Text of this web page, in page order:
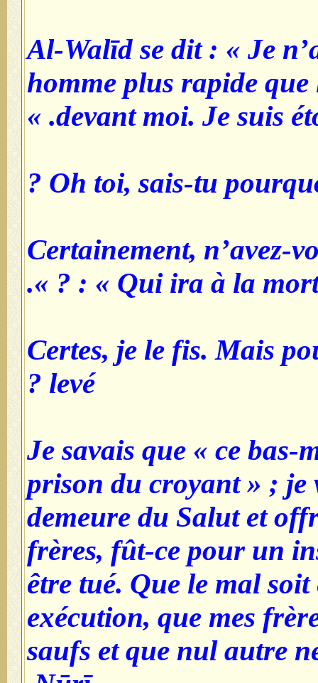
Al-Walīd se dit : « Je
homme plus rapide
devant moi. Je suis
- Certainement, n’avez-
: « Qui ira à la mort ?
- Certes, je le fis. Mais
levé ?
- Je savais que « ce bas-
prison du croyant » ;
demeure du Salut et
frères, fût-ce pour un
être tué. Que le mal
exécution, que mes
saufs et que nul autre